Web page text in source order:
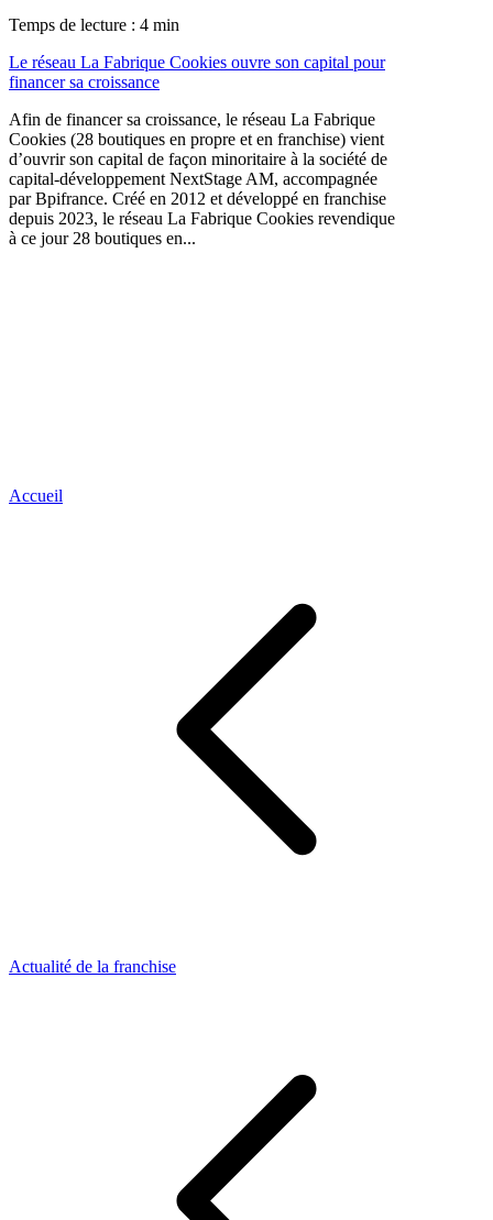
Temps de lecture : 4 min
Le réseau La Fabrique Cookies ouvre son capital pour
financer sa croissance
Afin de financer sa croissance, le réseau La Fabrique
Cookies (28 boutiques en propre et en franchise) vient
d’ouvrir son capital de façon minoritaire à la société de
capital-développement NextStage AM, accompagnée
par Bpifrance. Créé en 2012 et développé en franchise
depuis 2023, le réseau La Fabrique Cookies revendique
à ce jour 28 boutiques en...
Accueil
Actualité de la franchise